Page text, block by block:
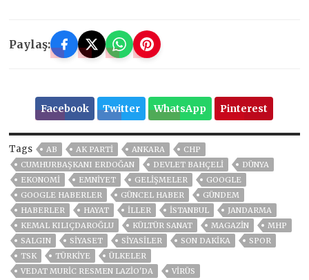
Paylaş:
Facebook Twitter WhatsApp Pinterest
Tags AB AK PARTİ ANKARA
CHP
CUMHURBAŞKANI ERDOĞAN
DEVLET BAHÇELİ
DÜNYA
EKONOMİ
EMNİYET GELIŞMELER
GOOGLE
GOOGLE HABERLER
GÜNCEL HABER
GÜNDEM
HABERLER
HAYAT İLLER ISTANBUL
JANDARMA
KEMAL KILIÇDAROĞLU
KÜLTÜR SANAT MAGAZİN
MHP
SALGIN
SİYASET SİYASİLER SON DAKIKA
SPOR
TSK
TÜRKİYE
ÜLKELER
VEDAT MURIC RESMEN LAZIO'DA
VIRÜS